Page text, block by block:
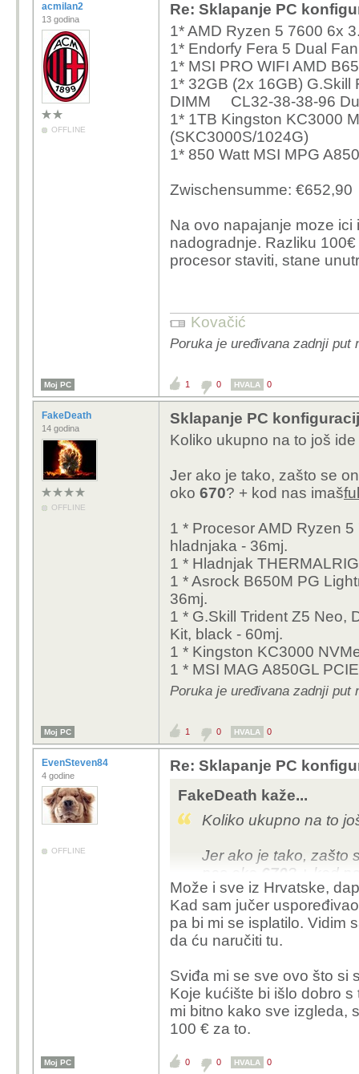
acmilan2
13 godina
OFFLINE
Re: Sklapanje PC
1* AMD Ryzen 5 7600 6x
1* Endorfy Fera 5 Dual
1* MSI PRO WIFI AMD
1* 32GB (2x 16GB)
DIMM CL32-38-38-96
1* 1TB Kingston KC3000
(SKC3000S/1024G)
1* 850 Watt MSI MPG
Zwischensumme: €652,90
Na ovo napajanje moze
nadogradnje. Razliku
procesor staviti, stane
Kovačić
Poruka je uređivana zadnji put
Moj PC 1 0 HVALA 0
FakeDeath
14 godina
OFFLINE
Sklapanje PC
Koliko ukupno na to još
Jer ako je tako, zašto se
oko 670? + kod nas imaš
1 * Procesor AMD Ryzen
hladnjaka - 36mj.
1 * Hladnjak
1 * Asrock B650M PG
36mj.
1 * G.Skill Trident Z5 Neo,
Kit, black - 60mj.
1 * Kingston KC3000
1 * MSI MAG A850GL
Poruka je uređivana zadnji put
Moj PC 1 0 HVALA 0
EvenSteven84
4 godine
OFFLINE
Re: Sklapanje PC
FakeDeath kaže...
Koliko ukupno na to
Jer ako je tako, zašto
nas oko
670 ? + kod
24mj....
Može i sve iz Hrvatske,
Kad sam jučer
pa bi mi se isplatilo. Vidim
da ću naručiti tu.
Sviđa mi se sve ovo što si
Koje kućište bi išlo dobro
mi bitno kako sve izgleda,
100 € za to.
Moj PC 0 0 HVALA 0